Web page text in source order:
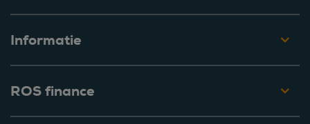
Informatie
ROS finance